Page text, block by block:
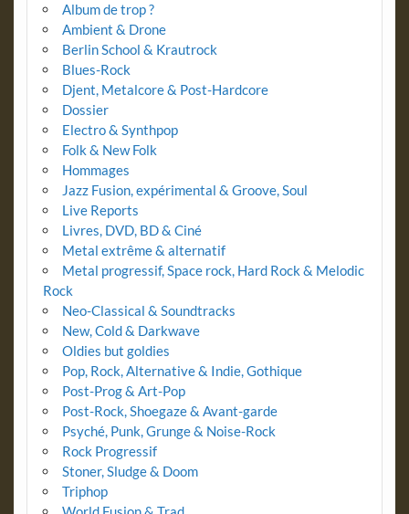
Album de trop ?
Ambient & Drone
Berlin School & Krautrock
Blues-Rock
Djent, Metalcore & Post-Hardcore
Dossier
Electro & Synthpop
Folk & New Folk
Hommages
Jazz Fusion, expérimental & Groove, Soul
Live Reports
Livres, DVD, BD & Ciné
Metal extrême & alternatif
Metal progressif, Space rock, Hard Rock & Melodic
Rock
Neo-Classical & Soundtracks
New, Cold & Darkwave
Oldies but goldies
Pop, Rock, Alternative & Indie, Gothique
Post-Prog & Art-Pop
Post-Rock, Shoegaze & Avant-garde
Psyché, Punk, Grunge & Noise-Rock
Rock Progressif
Stoner, Sludge & Doom
Triphop